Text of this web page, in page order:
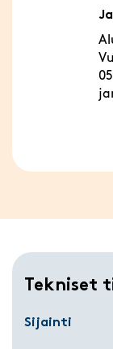
Tekniset
Sijainti